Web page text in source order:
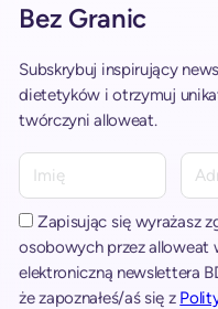
Bez Granic
Subskrybuj inspirujący
dietetyków i otrzymuj
twórczyni alloweat.
Zapisując się wyrażasz
osobowych przez alloweat
elektroniczną newslettera
że zapoznałeś/aś się z
A
l
t
e
r
n